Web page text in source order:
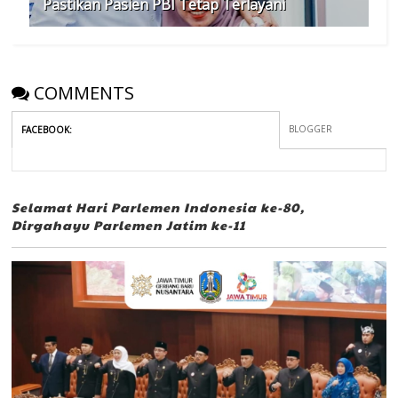
Pastikan Pasien PBI Tetap Terlayani
COMMENTS
FACEBOOK: BLOGGER
Selamat Hari Parlemen Indonesia ke-80,
Dirgahayu Parlemen Jatim ke-11